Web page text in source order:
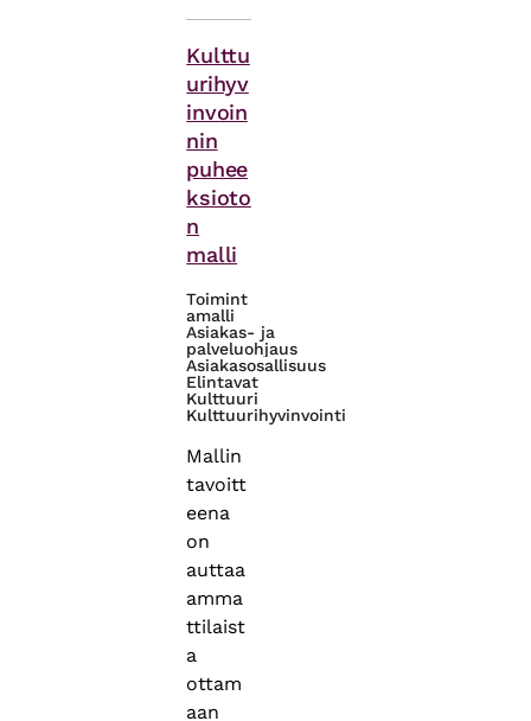
Kulttu
urihyv
invoin
nin
puhee
ksioto
n
malli
Toimint
amalli
Asiakas- ja
palveluohjaus
Asiakasosallisuus
Elintavat
Kulttuuri
Kulttuurihyvinvointi
Mallin
tavoitt
eena
on
auttaa
amma
ttilaist
a
ottam
aan